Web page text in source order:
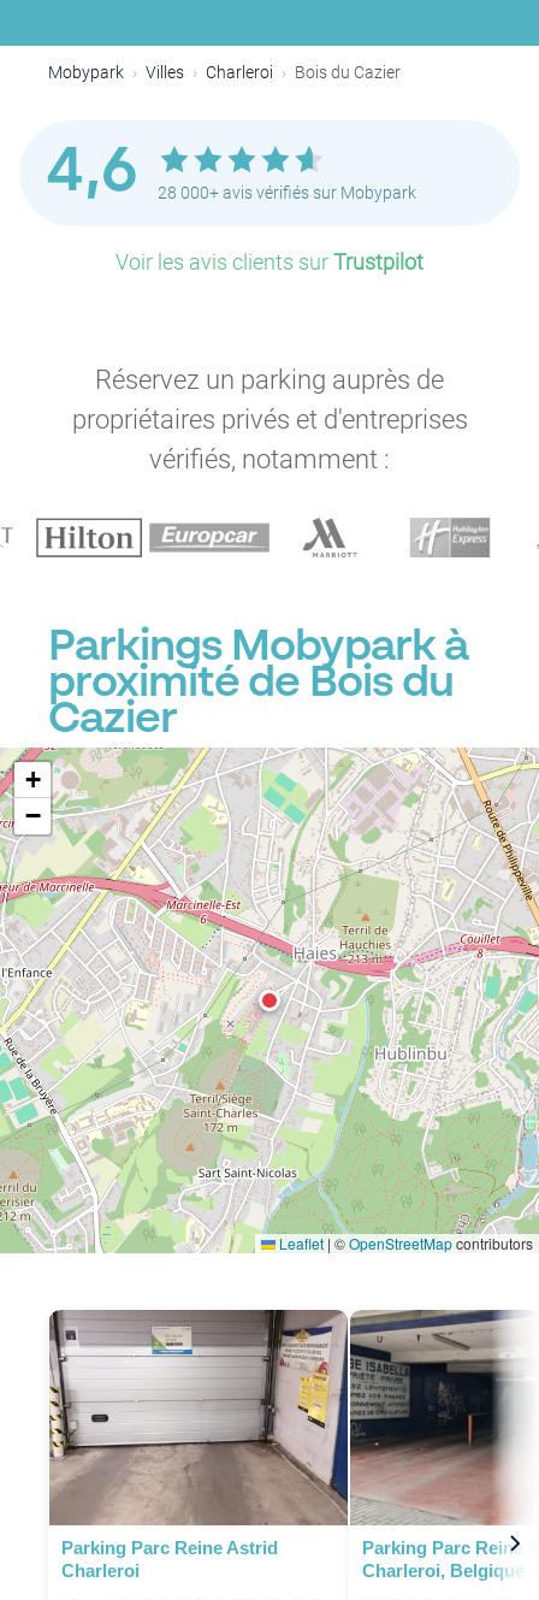
Mobypark Villes Charleroi Bois du Cazier
4,6 28 000+ avis vérifiés sur Mobypark
Voir les avis clients surTrustpilot
Réservez un parking auprès de
propriétaires privés et d'entreprises
vérifiés, notamment :
Parkings Mobypark à
proximité de Bois du
Cazier
P
P
+
−
Leaflet | ©OpenStreetMapcontributors
Parking Parc Reine Astrid
Charleroi
Parking Parc Reine
Charleroi, Belgique